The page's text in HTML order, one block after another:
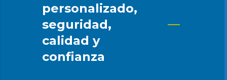
personalizado,
seguridad,
calidad y
confianza